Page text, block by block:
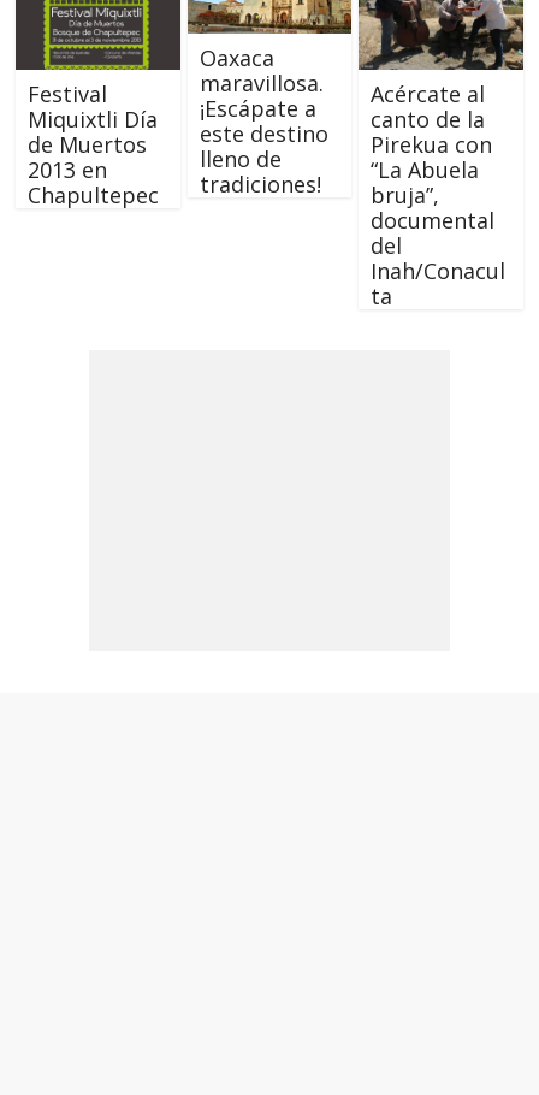
Festival
Miquixtli Día
de Muertos
2013 en
Chapultepec
Oaxaca
maravillosa.
¡Escápate a
este destino
lleno de
tradiciones!
Acércate al
canto de la
Pirekua con
“La Abuela
bruja”,
documental
del
Inah/Conacul
ta